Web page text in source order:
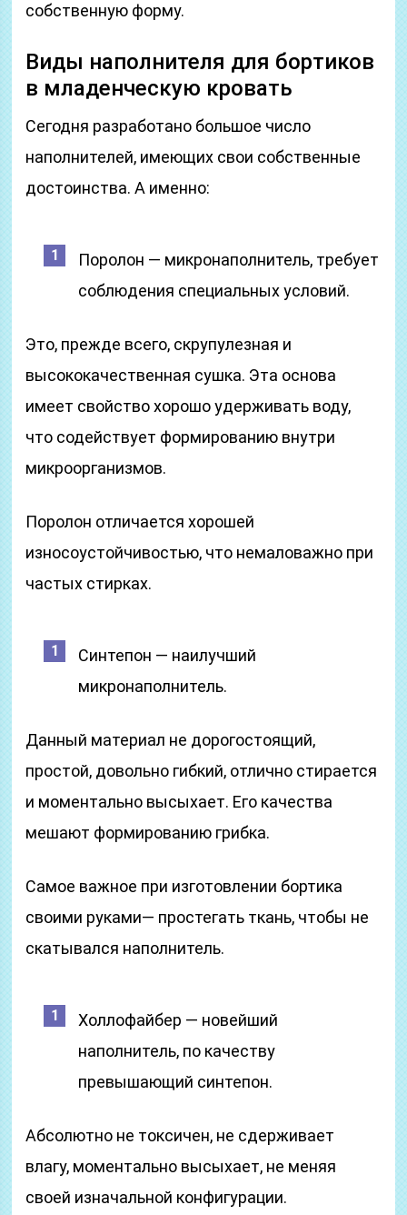
собственную форму.
Виды наполнителя для бортиков
в младенческую кровать
Сегодня разработано большое число
наполнителей, имеющих свои собственные
достоинства. А именно:
Поролон — микронаполнитель, требует
соблюдения специальных условий.
Это, прежде всего, скрупулезная и
высококачественная сушка. Эта основа
имеет свойство хорошо удерживать воду,
что содействует формированию внутри
микроорганизмов.
Поролон отличается хорошей
износоустойчивостью, что немаловажно при
частых стирках.
Синтепон — наилучший
микронаполнитель.
Данный материал не дорогостоящий,
простой, довольно гибкий, отлично стирается
и моментально высыхает. Его качества
мешают формированию грибка.
Самое важное при изготовлении бортика
своими руками— простегать ткань, чтобы не
скатывался наполнитель.
Холлофайбер — новейший
наполнитель, по качеству
превышающий синтепон.
Абсолютно не токсичен, не сдерживает
влагу, моментально высыхает, не меняя
своей изначальной конфигурации.